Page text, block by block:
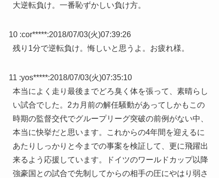
大逆転負け。一番恥ずかしい負け方。
10 :cor*****:2018/07/03(火)07:39:26
残り1分で逆転負け。悔しいと思うよ。お疲れ様。
11 :yos*****:2018/07/03(火)07:35:10
本当によく走り最後までどろ臭く体を張って、素晴らし
い試合でした。2カ月前の解任騒動があってしかもこの
時期の監督交代でグループリーグ突破の前例がない中、
本当に快挙だと思います。これからの4年間を迎えるに
あたりしっかりと今までの事案を検証して、更に飛躍出
来るよう応援しています。ドイツのワールドカップ以降
強豪国との試合で先制してからの相手の圧にやはり弱さ